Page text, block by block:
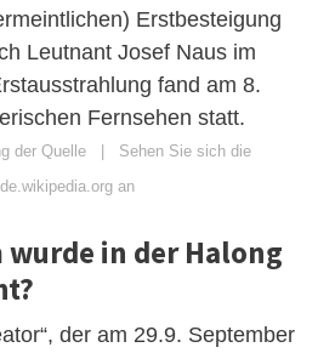
Erstbesteigung
Leutnant Josef Naus im
fand am 8.
Fernsehen statt.
der Quelle | Sehen Sie sich die
an
wurde in der Halong
der am 29.9. September